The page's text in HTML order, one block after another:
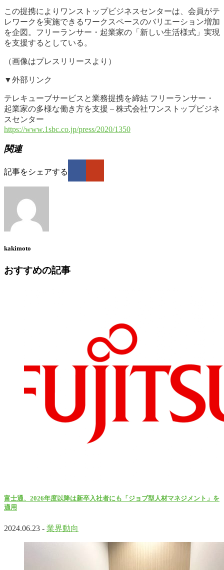
この提携によりワンストップビジネスセンターは、会員がテ
レワークを実施できるワークスペースのバリエーション増加
を企図。フリーランサー・起業家の「新しい生活様式」実現
を支援するとしている。
（画像はプレスリリースより）
▼外部リンク
テレキューブサービスと業務提携を締結 フリーランサー・
起業家の多様な働き方を支援 – 株式会社ワンストップビジネ
スセンター
https://www.1sbc.co.jp/press/2020/1350
関連
記事をシェアする
kakimoto
おすすめの記事
富士通、2026年度以降は新卒入社者にも「ジョブ型人材マネジメント」を
適用
2024.06.23 - 業界動向